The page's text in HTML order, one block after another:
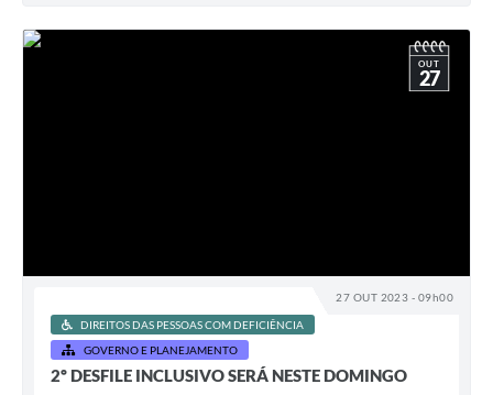
27 OUT 2023 - 09h00
OUT
27
DIREITOS DAS PESSOAS COM DEFICIÊNCIA
GOVERNO E PLANEJAMENTO
2º DESFILE INCLUSIVO SERÁ NESTE DOMINGO